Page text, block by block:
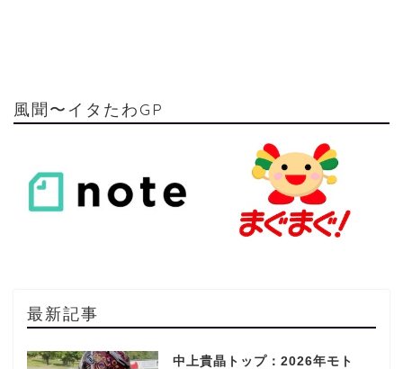
風聞〜イタたわGP
最新記事
中上貴晶トップ：2026年モト